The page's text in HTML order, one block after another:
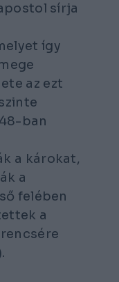
sírja
így
az ezt
ban
a károkat,
a
felében
a